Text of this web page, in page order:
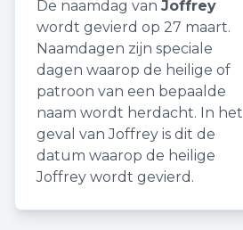
De naamdag van Joffrey
wordt gevierd op 27 maart.
Naamdagen zijn speciale
dagen waarop de heilige of
patroon van een bepaalde
naam wordt herdacht. In het
geval van Joffrey is dit de
datum waarop de heilige
Joffrey wordt gevierd.